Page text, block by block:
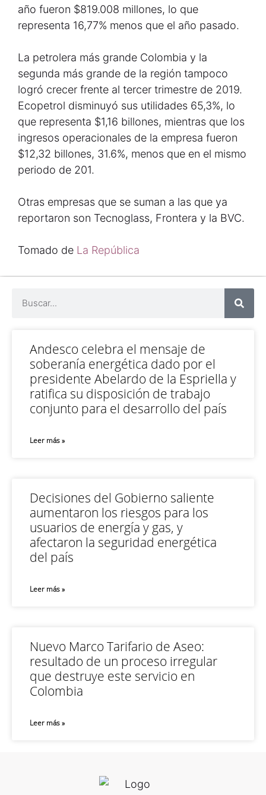
año fueron $819.008 millones, lo que
representa 16,77% menos que el año pasado.
La petrolera más grande Colombia y la
segunda más grande de la región tampoco
logró crecer frente al tercer trimestre de 2019.
Ecopetrol disminuyó sus utilidades 65,3%, lo
que representa $1,16 billones, mientras que los
ingresos operacionales de la empresa fueron
$12,32 billones, 31.6%, menos que en el mismo
periodo de 201.
Otras empresas que se suman a las que ya
reportaron son Tecnoglass, Frontera y la BVC.
Tomado de La República
Andesco celebra el mensaje de
soberanía energética dado por el
presidente Abelardo de la Espriella y
ratifica su disposición de trabajo
conjunto para el desarrollo del país
Leer más »
Decisiones del Gobierno saliente
aumentaron los riesgos para los
usuarios de energía y gas, y
afectaron la seguridad energética
del país
Leer más »
Nuevo Marco Tarifario de Aseo:
resultado de un proceso irregular
que destruye este servicio en
Colombia
Leer más »